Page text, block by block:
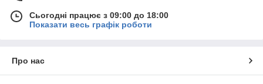
Сьогодні працює з 09:00 до 18:00
Показати весь графік роботи
Про нас